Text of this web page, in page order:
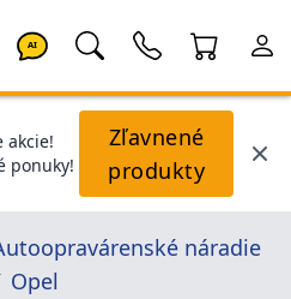
AI
akcie!
ponuky!
Zľavnené
produkty
náradie
Opel